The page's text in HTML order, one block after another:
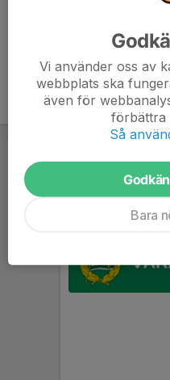
Vi använder oss av
webbplats ska
även för
förbättra
Så
Bara